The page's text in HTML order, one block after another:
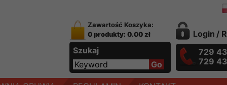
Zawartość Koszyka:
0 produkty: 0.00 zł
Szukaj
Login /
729
729